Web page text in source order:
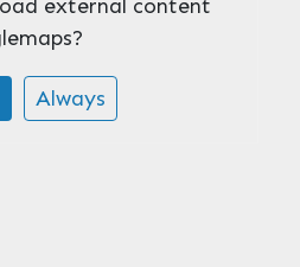
external content
?
Always